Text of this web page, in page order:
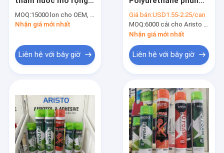
làm đầy / cách nhiệt
MOQ:15000 lon cho OEM, 6000 lon cho thương hiệu Aristo
Nhận giá mới nhất
Liên hệ với bây giờ
Foam cho cách nhiệt
/ niêm phong
Giá bán:USD1.55-2.25/can
MOQ:6000 cái cho Aristo thương hiệu, 15000 cái cho OEM thương hiệu
Nhận giá mới nhất
Liên hệ với bây giờ